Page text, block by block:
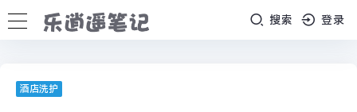
搜索 登录
酒店洗护